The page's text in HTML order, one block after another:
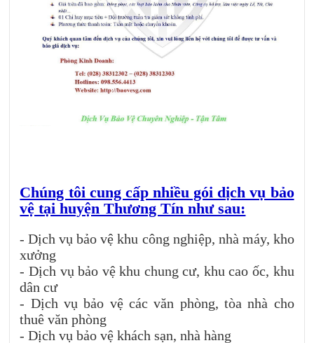
Chúng tôi cung cấp nhiều gói dịch vụ bảo
vệ tại huyện Thương Tín như sau:
- Dịch vụ bảo vệ khu công nghiệp, nhà máy, kho
xưởng
- Dịch vụ bảo vệ khu chung cư, khu cao ốc, khu
dân cư
- Dịch vụ bảo vệ các văn phòng, tòa nhà cho
thuê văn phòng
- Dịch vụ bảo vệ khách sạn, nhà hàng